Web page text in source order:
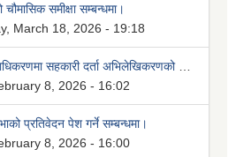
समीक्षा सम्बन्धमा।
March 18, 2026 - 19:18
8, 2026 - 16:02
प्रतिवेदन पेश गर्ने सम्बन्धमा।
8, 2026 - 16:00